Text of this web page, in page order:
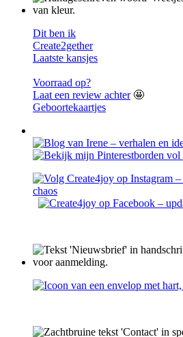
Dit ben ik
Create2gether
Laatste kansjes
Voorraad op?
Laat een review achter🤩
Geboortekaartjes